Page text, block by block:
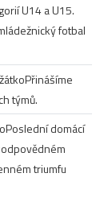
U14 a U15.
fotbal
Přinášíme
týmů.
Poslední domácí
triumfu